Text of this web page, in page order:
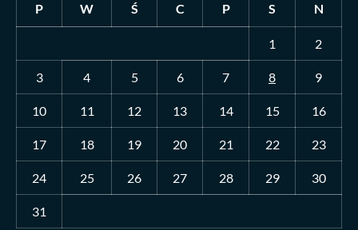
P W Ś C P S N
1 2
3 4 5 6 7 8 9
10 11 12 13 14 15 16
17 18 19 20 21 22 23
24 25 26 27 28 29 30
31